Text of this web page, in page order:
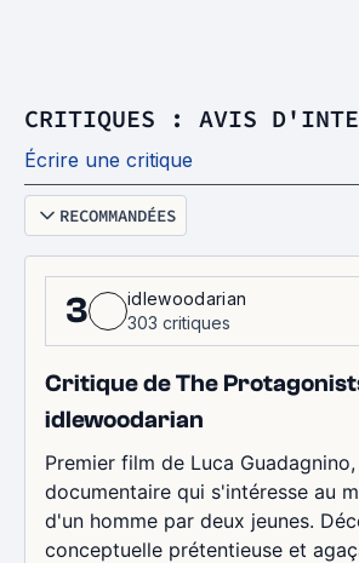
CRITIQUES : AVIS
Écrire une critique
RECOMMANDÉES
3
idlewoodarian
303 critiques
Critique de The
idlewoodarian
Premier film de Luca
documentaire qui s'intéresse au
d'un homme par deux jeunes.
conceptuelle prétentieuse et